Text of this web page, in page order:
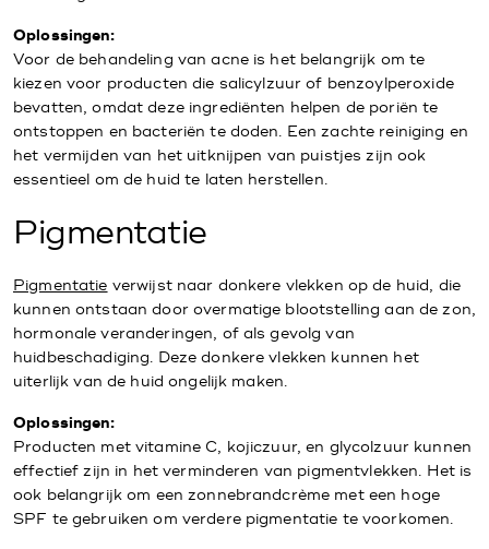
Oplossingen:
Voor de behandeling van acne is het belangrijk om te
kiezen voor producten die salicylzuur of benzoylperoxide
bevatten, omdat deze ingrediënten helpen de poriën te
ontstoppen en bacteriën te doden. Een zachte reiniging en
het vermijden van het uitknijpen van puistjes zijn ook
essentieel om de huid te laten herstellen.
Pigmentatie
Pigmentatie verwijst naar donkere vlekken op de huid, die
kunnen ontstaan door overmatige blootstelling aan de zon,
hormonale veranderingen, of als gevolg van
huidbeschadiging. Deze donkere vlekken kunnen het
uiterlijk van de huid ongelijk maken.
Oplossingen:
Producten met vitamine C, kojiczuur, en glycolzuur kunnen
effectief zijn in het verminderen van pigmentvlekken. Het is
ook belangrijk om een zonnebrandcrème met een hoge
SPF te gebruiken om verdere pigmentatie te voorkomen.